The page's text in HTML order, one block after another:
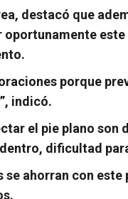
destacó que
porque
indicó.
el pie plano
dificultad
ahorran con